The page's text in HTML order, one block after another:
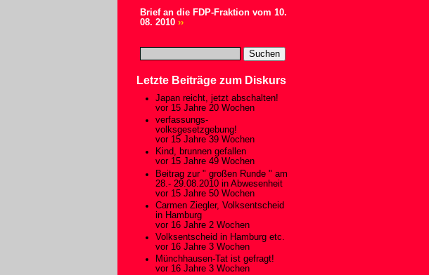
Brief an die FDP-Fraktion vom 10.
08. 2010 ››
Letzte Beiträge zum Diskurs
Japan reicht, jetzt abschalten!
vor 15 Jahre 20 Wochen
verfassungs-
volksgesetzgebung!
vor 15 Jahre 39 Wochen
Kind, brunnen gefallen
vor 15 Jahre 49 Wochen
Beitrag zur " großen Runde " am
28.- 29.08.2010 in Abwesenheit
vor 15 Jahre 50 Wochen
Carmen Ziegler, Volksentscheid
in Hamburg
vor 16 Jahre 2 Wochen
Volksentscheid in Hamburg etc.
vor 16 Jahre 3 Wochen
Münchhausen-Tat ist gefragt!
vor 16 Jahre 3 Wochen